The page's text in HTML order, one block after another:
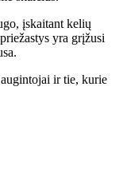
įskaitant kelių
yra grįžusi
ir tie, kurie